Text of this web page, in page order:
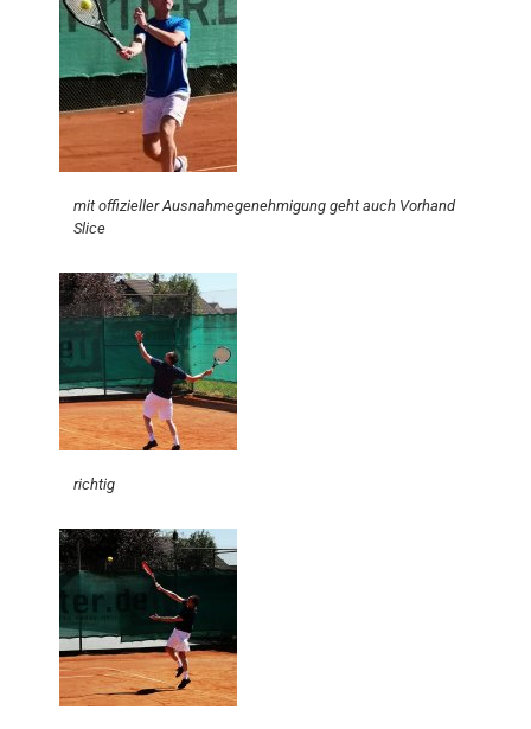
mit offizieller Ausnahmegenehmigung geht auch Vorhand
Slice
richtig